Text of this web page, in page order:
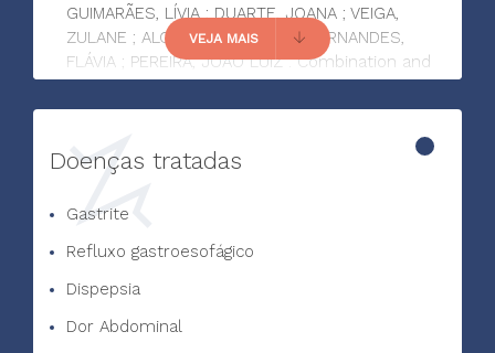
GUIMARÃES, LÍVIA ; DUARTE, JOANA ; VEIGA,
ZULANE ; ALCÂNTARA, CAMILA ; FERNANDES,
FLÁVIA ; PEREIRA, JOÃO LUIZ . Combination and
sequential evaluation of acute-on-chronic liver
failure (ACLF) and hyponatremia and prognosis
DISEASE, v. 52, p. 91-97, 2019.
VEJA MAIS
Doenças tratadas
Gastrite
Refluxo gastroesofágico
Dispepsia
Dor Abdominal